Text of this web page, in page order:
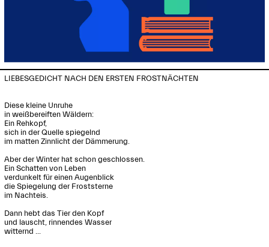
LIEBESGEDICHT NACH DEN ERSTEN FROSTNÄCHTEN
Diese kleine Unruhe
in weißbereiften Wäldern:
Ein Rehkopf,
sich in der Quelle spiegelnd
im matten Zinnlicht der Dämmerung.
Aber der Winter hat schon geschlossen.
Ein Schatten von Leben
verdunkelt für einen Augenblick
die Spiegelung der Froststerne
im Nachteis.
Dann hebt das Tier den Kopf
und lauscht, rinnendes Wasser
witternd ...